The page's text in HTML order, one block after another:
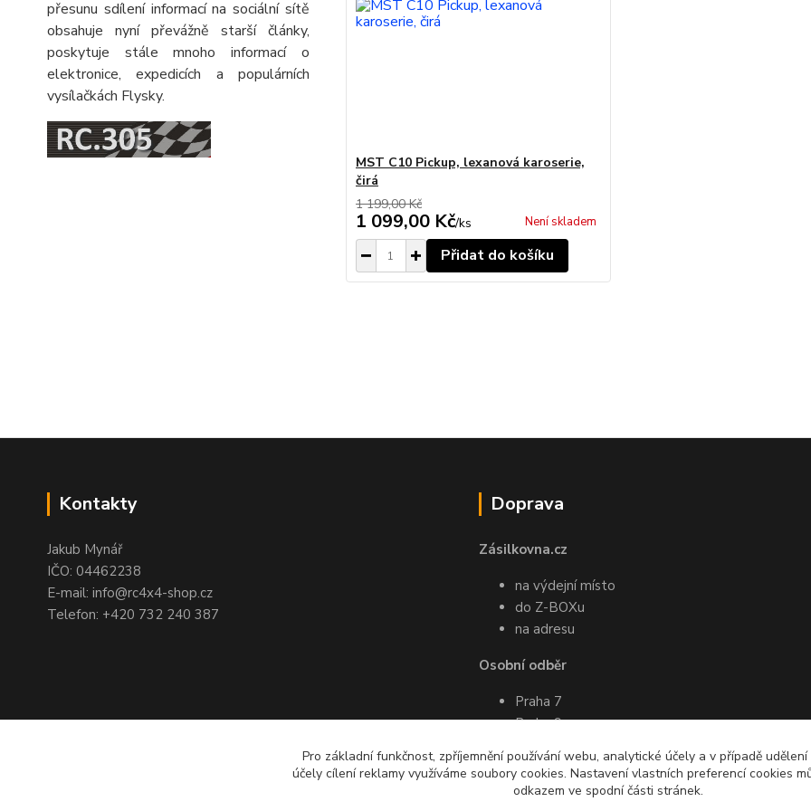
přesunu sdílení informací na sociální sítě
obsahuje nyní převážně starší články,
poskytuje stále mnoho informací o
elektronice, expedicích a populárních
vysílačkách Flysky.
MST C10 Pickup, lexanová karoserie,
čirá
1 199,00 Kč
1 099,00 Kč/ks Není skladem
Přidat do košíku
Kontakty
Jakub Mynář
IČO: 04462238
E-mail: info@rc4x4-shop.cz
Telefon: +420 732 240 387
Doprava
Zásilkovna.cz
na výdejní místo
do Z-BOXu
na adresu
Osobní odběr
Praha 7
Praha 9
odběru mě prosím kontaktujte
emailem nebo SMS
Pro základní funkčnost, zpříjemnění používání webu, analytické účely a v případě
účely cílení reklamy využíváme soubory cookies. Nastavení vlastních preferencí cookies
odkazem ve spodní části stránek.